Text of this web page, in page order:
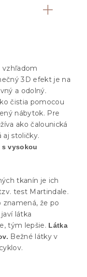
vzhľadom
3D efekt je na
a odolný.
čistia pomocou
nábytok. Pre
ako čalounická
aj stoličky.
s vysokou
tkanín je ich
test Martindale.
že po
látka
tým lepšie. Látka
Bežné látky v